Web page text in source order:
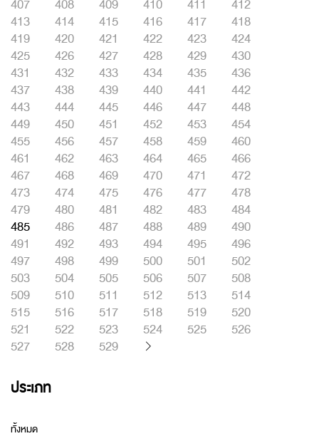
407
408 409 410 411
412
413
414 415 416 417
418
419
420 421 422 423
424
425
426 427 428 429
430
431
432 433 434 435
436
437
438 439 440 441
442
443
444 445 446 447
448
449
450 451 452 453
454
455
456 457 458 459
460
461
462 463 464 465
466
467
468 469 470 471
472
473
474 475 476 477
478
479
480 481 482 483
484
485
486 487 488 489
490
491
492 493 494 495
496
497
498 499 500 501
502
503
504 505 506 507
508
509
510 511 512 513
514
515
516 517 518 519
520
521
522 523 524 525
526
527
528 529
ประเภท
ทั้งหมด